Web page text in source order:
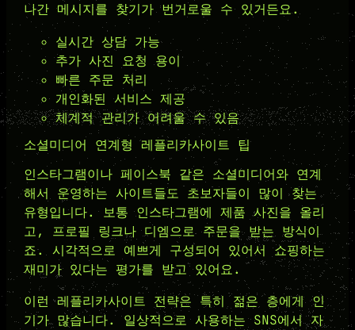
나간 메시지를 찾기가 번거로울 수 있거든요.
실시간 상담 가능
추가 사진 요청 용이
빠른 주문 처리
개인화된 서비스 제공
체계적 관리가 어려울 수 있음
소셜미디어 연계형 레플리카사이트 팁
인스타그램이나 페이스북 같은 소셜미디어와 연계
해서 운영하는 사이트들도 초보자들이 많이 찾는
유형입니다. 보통 인스타그램에 제품 사진을 올리
고, 프로필 링크나 디엠으로 주문을 받는 방식이
죠. 시각적으로 예쁘게 구성되어 있어서 쇼핑하는
재미가 있다는 평가를 받고 있어요.
이런 레플리카사이트 전략은 특히 젊은 층에게 인
기가 많습니다. 일상적으로 사용하는 SNS에서 자